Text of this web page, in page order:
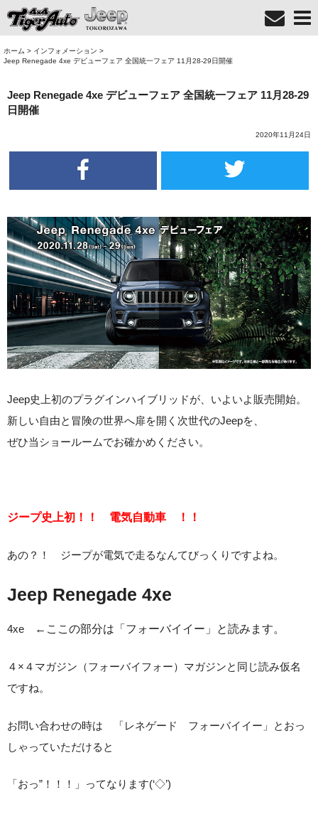
ホーム > インフォメーション >
Jeep Renegade 4xe デビューフェア 全国統一フェア 11月28-29日開催
Jeep Renegade 4xe デビューフェア 全国統一フェア 11月28-29
日開催
2020年11月24日
Jeep史上初のプラグインハイブリッドが、いよいよ販売開始。
新しい自由と冒険の世界へ扉を開く次世代のJeepを、
ぜひ当ショールームでお確かめください。
ジープ史上初！！ 電気自動車 ！！
あの？！ ジープが電気で走るなんてびっくりですよね。
Jeep Renegade 4xe
4xe ←ここの部分は「フォーバイイー」と読みます。
４×４マガジン（フォーバイフォー）マガジンと同じ読み仮名
ですね。
お問い合わせの時は 「レネゲード フォーバイイー」とおっ
しゃっていただけると
「おっ”！！！」ってなります(‘◇’)ゞ